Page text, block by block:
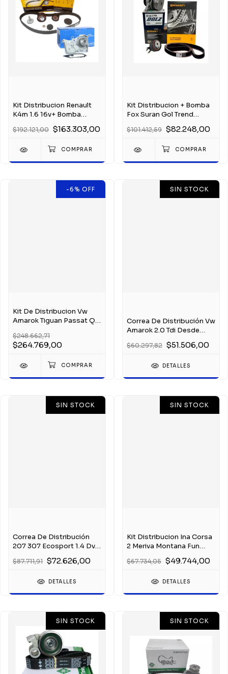
Kit Distribucion Renault
K4m 1.6 16v+ Bomba
$192.121,00 $163.303,00
Kit Distribucion + Bomba
Fox Suran Gol Trend
$101.412,59 $82.248,00
-6% OFF
Kit De Distribucion Vw
Amarok Tiguan Passat Q5
$248.662,71
$264.769,00
SIN STOCK
Correa De Distribución Vw
Amarok 2.0 Tdi Desde
$60.297,82 $51.506,00
DETALLES
SIN STOCK
Correa De Distribución
207 307 Ecosport 1.4 Dv4
$87.711,91 $72.626,00
DETALLES
SIN STOCK
Kit Distribucion Ina Corsa
2 Meriva Montana Fun
$67.734,05 $49.744,00
DETALLES
SIN STOCK SIN STOCK